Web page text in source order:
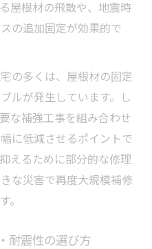
屋根材の飛散や、地震時
の追加固定が効果的で
の多くは、屋根材の固定
ルが発生しています。し
な補強工事を組み合わせ
に低減させるポイントで
えるために部分的な修理
な災害で再度大規模補修
。
耐震性の選び方